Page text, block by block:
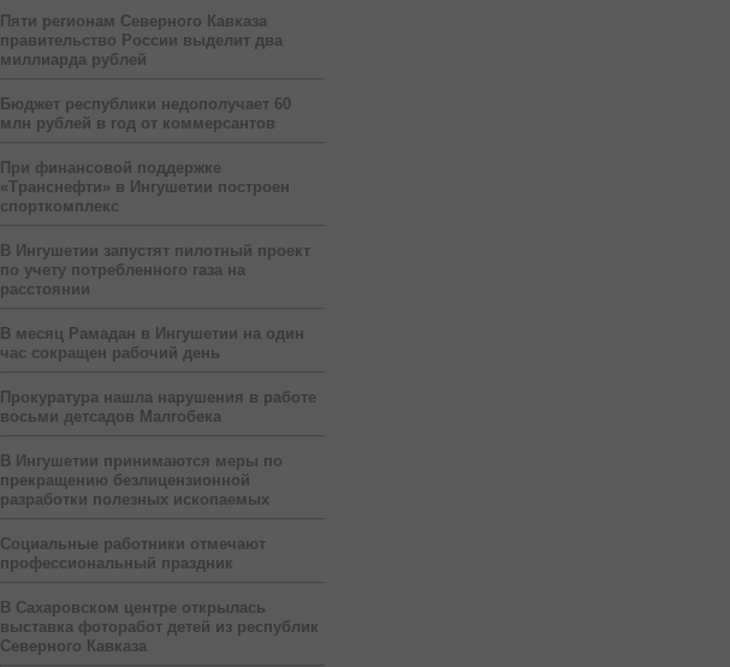
Пяти регионам Северного Кавказа
правительство России выделит два
миллиарда рублей
Бюджет республики недополучает 60
млн рублей в год от коммерсантов
При финансовой поддержке
«Транснефти» в Ингушетии построен
спорткомплекс
В Ингушетии запустят пилотный проект
по учету потребленного газа на
расстоянии
В месяц Рамадан в Ингушетии на один
час сокращен рабочий день
Прокуратура нашла нарушения в работе
восьми детсадов Малгобека
В Ингушетии принимаются меры по
прекращению безлицензионной
разработки полезных ископаемых
Социальные работники отмечают
профессиональный праздник
В Сахаровском центре открылась
выставка фоторабот детей из республик
Северного Кавказа